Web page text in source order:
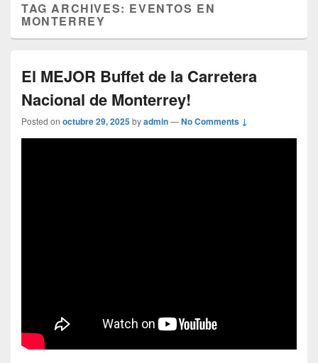
TAG ARCHIVES: EVENTOS EN
MONTERREY
El MEJOR Buffet de la Carretera
Nacional de Monterrey!
Posted on octubre 29, 2025byadmin—No Comments ↓